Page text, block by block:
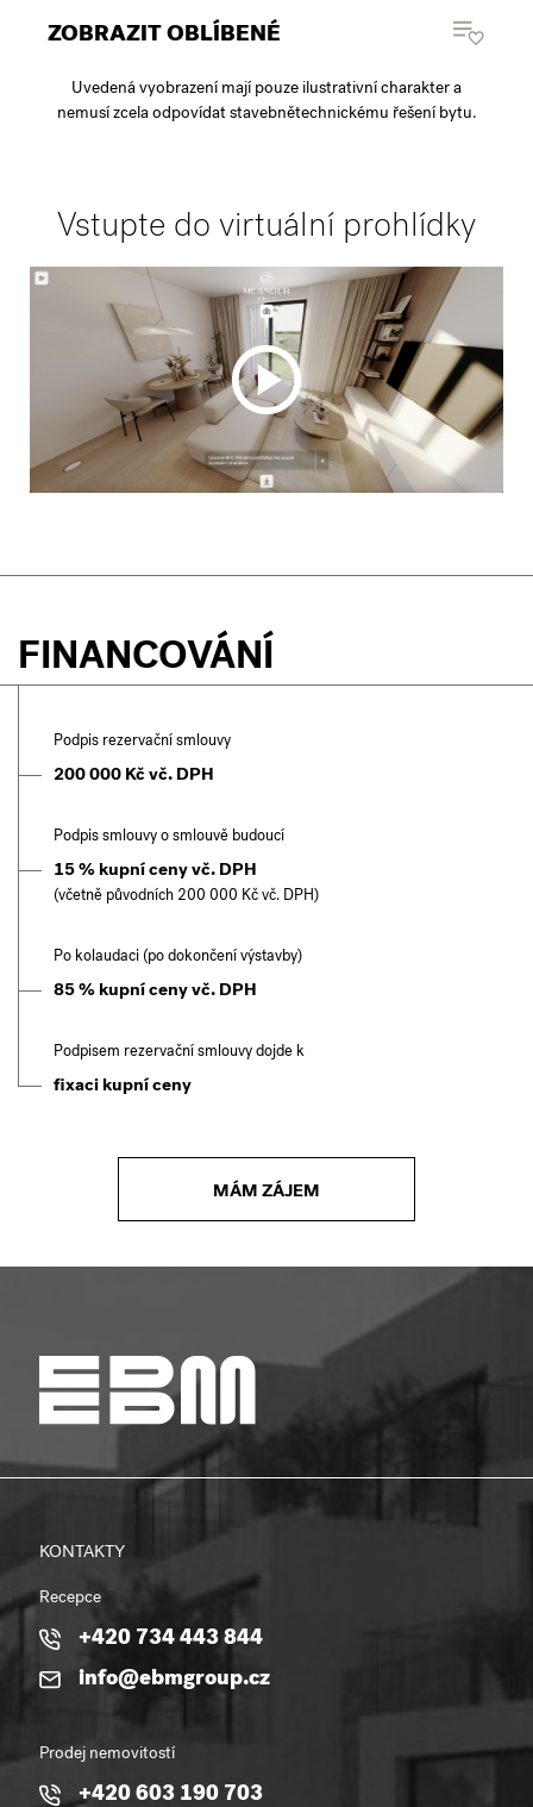
ZOBRAZIT OBLÍBENÉ
Uvedená vyobrazení mají pouze ilustrativní charakter a
nemusí zcela odpovídat stavebnětechnickému řešení bytu.
Vstupte do virtuální prohlídky
FINANCOVÁNÍ
Podpis rezervační smlouvy
200 000 Kč vč. DPH
Podpis smlouvy o smlouvě budoucí
15 % kupní ceny vč. DPH
(včetně původních 200 000 Kč vč. DPH)
Po kolaudaci (po dokončení výstavby)
85 % kupní ceny vč. DPH
Podpisem rezervační smlouvy dojde k
fixaci kupní ceny
MÁM ZÁJEM
KONTAKTY
Recepce
+420 734 443 844
info@ebmgroup.cz
Prodej nemovitostí
+420 603 190 703